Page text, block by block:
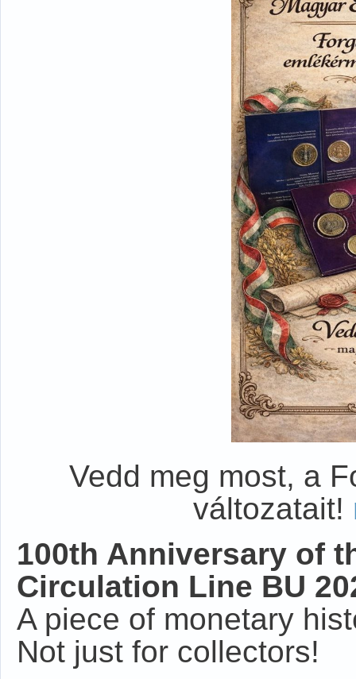
Vedd meg most, a
változatait!
100th Anniversary of
Circulation Line BU
A piece of monetary
Not just for collectors!